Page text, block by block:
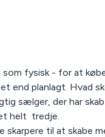
fysisk - for at
end planlagt. Hvad
sælger, der har
helt tredje.
til at skabe